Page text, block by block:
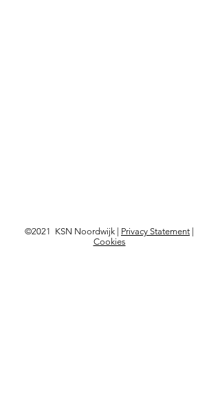
©2021 KSN Noordwijk | Privacy Statement
Cookies